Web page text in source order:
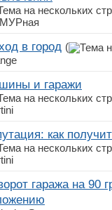
в город (
и гаражи
как
гаража на 90